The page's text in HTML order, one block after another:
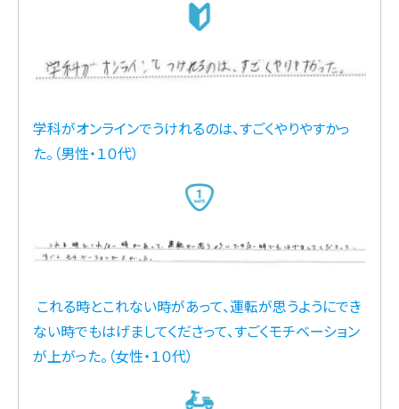
学科がオンラインでうけれるのは、すごくやりやすかっ
た。（男性・１０代）
これる時とこれない時があって、運転が思うようにでき
ない時でもはげましてくださって、すごくモチベーション
が上がった。（女性・１０代）